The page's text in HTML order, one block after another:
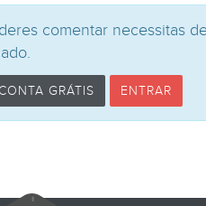
comentar necessitas
GRÁTIS ENTRAR